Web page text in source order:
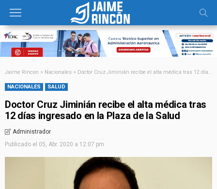
Jaime Rincon > Nacionales > Doctor Cruz Jiminián recibe el alta médica tras 12 días ingresado en la Plaza de la Salud
NACIONALES SALUD
Doctor Cruz Jiminián recibe el alta médica tras
12 días ingresado en la Plaza de la Salud
Administrador
Publicado el 05, Abr. 2020 a 12:07 pm